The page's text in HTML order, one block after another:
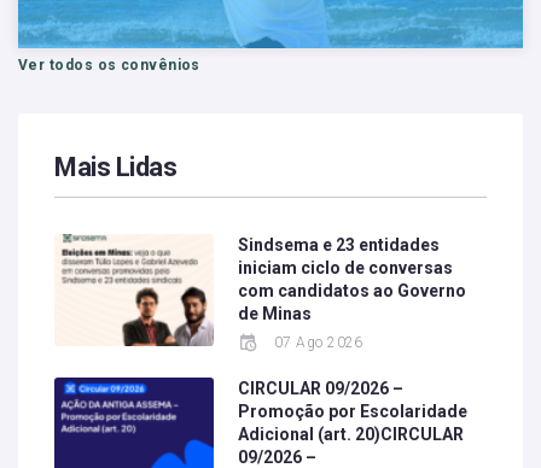
Ver todos os convênios
Mais Lidas
Sindsema e 23 entidades
iniciam ciclo de conversas
com candidatos ao Governo
de Minas
07 Ago 2026
CIRCULAR 09/2026 –
Promoção por Escolaridade
Adicional (art. 20)CIRCULAR
09/2026 –